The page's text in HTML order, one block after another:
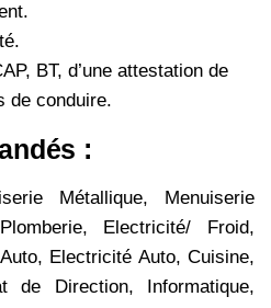
BT, d’une attestation de
de conduire.
:
Métallique, Menuiserie
Electricité/ Froid,
Electricité Auto, Cuisine,
de Direction, Informatique,